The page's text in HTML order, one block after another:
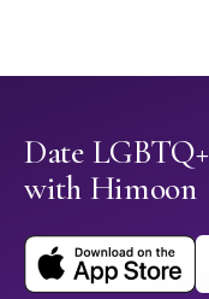
Date
with Himoon